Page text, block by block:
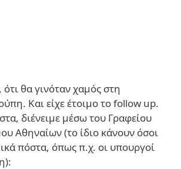
θα γινόταν χαμός στη
Και είχε έτοιμο το follow up.
διένειμε μέσω του Γραφείου
Αθηναίων (το ίδιο κάνουν όσοι
πόστα, όπως π.χ. οι υπουργοί